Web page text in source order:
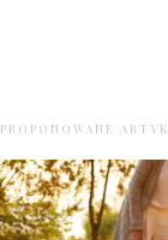
PROPONOWANE